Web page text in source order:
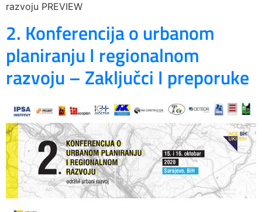
razvoju PREVIEW
2. Konferencija o urbanom
planiranju I regionalnom
razvoju – Zaključci I preporuke